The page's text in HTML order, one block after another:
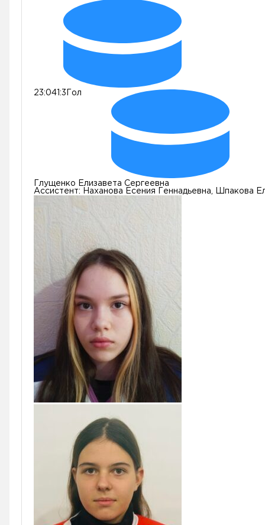
23:04 1:3 Гол
Глущенко Елизавета Сергеевна
Ассистент:
Наханова Есения Геннадьевна, Шпакова